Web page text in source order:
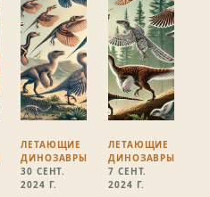
ЛЕТАЮЩИЕ
ДИНОЗАВРЫ
30 СЕНТ.
2024 Г.
ЛЕТАЮЩИЕ
ДИНОЗАВРЫ
7 СЕНТ.
2024 Г.